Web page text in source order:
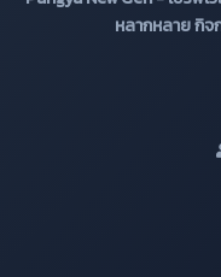
หลากหลาย กิ